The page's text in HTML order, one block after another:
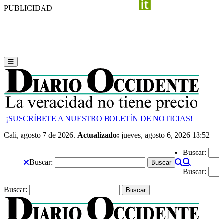
PUBLICIDAD
¡SUSCRÍBETE A NUESTRO BOLETÍN DE NOTICIAS!
Cali, agosto 7 de 2026. Actualizado: jueves, agosto 6, 2026 18:52
Buscar:
Buscar:
Buscar:
Buscar: